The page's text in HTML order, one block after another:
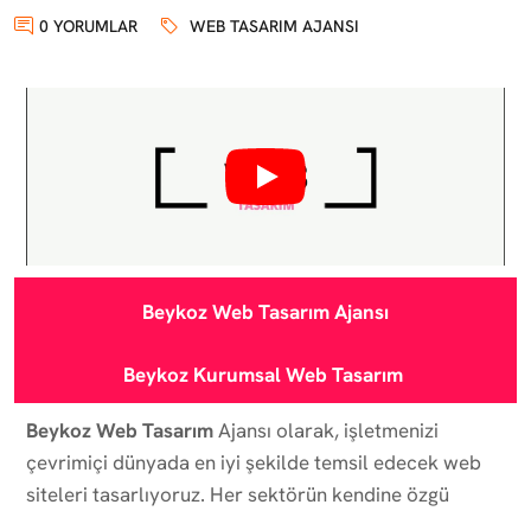
0 YORUMLAR
WEB TASARIM AJANSI
Beykoz Web Tasarım Ajansı
Beykoz Kurumsal Web Tasarım
Beykoz Web TasarımAjansı olarak, işletmenizi
çevrimiçi dünyada en iyi şekilde temsil edecek web
siteleri tasarlıyoruz. Her sektörün kendine özgü